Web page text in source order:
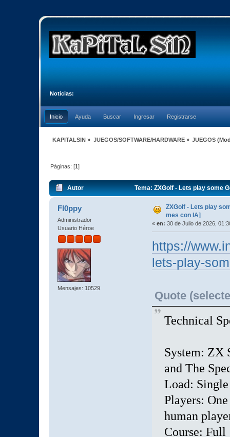
Noticias:
Inicio Ayuda Buscar Ingresar Registrarse
KAPITALSIN » JUEGOS/SOFTWARE/HARDWARE» JUEGOS
Páginas: [1]
Autor Tema: ZXGolf - Lets play some
Fl0ppy
Administrador
Usuario Héroe
Mensajes: 10529
ZXGolf - Lets play
mes con IA]
« en: 30 de Julio de 2026,
https://
lets-play-
Quote
Technical
System: ZX
and The
Load:
Players:
human
Course: Full